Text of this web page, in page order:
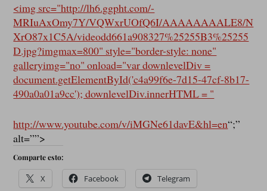
<img src="http://lh6.ggpht.com/-
MRIuAxOmy7Y/VQWxrUOfQ6I/AAAAAAAALE8/N
XrO87x1C5A/videodd661a908327%25255B3%25255
D.jpg?imgmax=800" style="border-style: none"
galleryimg="no" onload="var downlevelDiv =
document.getElementById('c4a99f6e-7d15-47cf-8b17-
490a0a01a9cc'); downlevelDiv.innerHTML = "
http://www.youtube.com/v/iMGNe61davE&hl=en“;”
alt=””>
Comparte esto:
X Facebook Telegram